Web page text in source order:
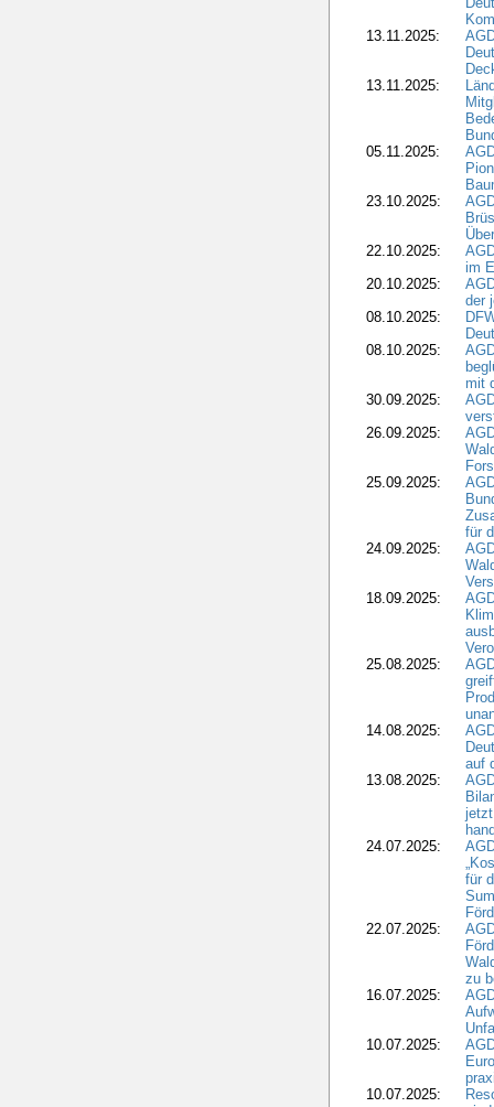
13.11.2025:
13.11.2025:
05.11.2025:
23.10.2025:
22.10.2025:
im
20.10.2025:
der
08.10.2025:
08.10.2025:
mit
30.09.2025:
26.09.2025:
25.09.2025:
für
24.09.2025:
18.09.2025:
25.08.2025:
14.08.2025:
auf
13.08.2025:
24.07.2025:
für
22.07.2025:
zu
16.07.2025:
10.07.2025:
10.07.2025: